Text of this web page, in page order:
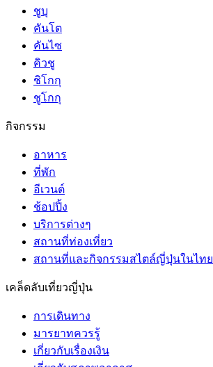
ชูบุ
คันโต
คันไซ
คิวชู
ชิโกกุ
ชูโกกุ
กิจกรรม
อาหาร
ที่พัก
อีเวนต์
ช้อปปิ้ง
บริการต่างๆ
สถานที่ท่องเที่ยว
สถานที่และกิจกรรมสไตล์ญี่ปุ่นในไทย
เคล็ดลับเที่ยวญี่ปุ่น
การเดินทาง
มารยาทควรรู้
เกี่ยวกับเรื่องเงิน